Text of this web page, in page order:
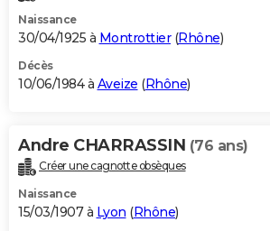
Naissance
30/04/1925 à Montrottier(Rhône)
Décès
10/06/1984 à Aveize (Rhône)
Andre CHARRASSIN (76 ans)
Créer une cagnotte obsèques
Naissance
15/03/1907 à Lyon (Rhône)